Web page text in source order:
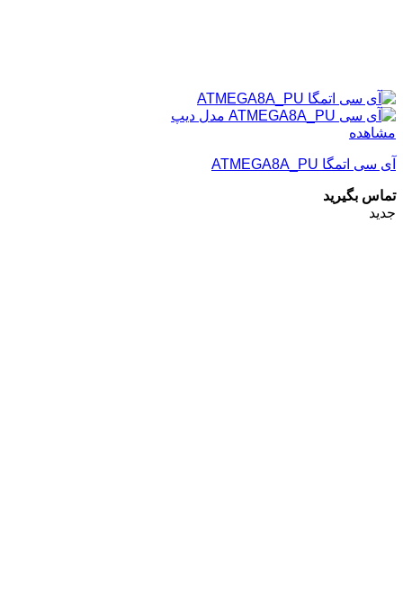
مشاهده
آی سی اتمگا ATMEGA8A_PU
تماس بگیرید
جدید